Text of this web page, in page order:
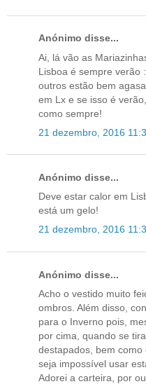
Anónimo disse...
Ai, lá vão as
Lisboa é sempre verão
outros estão bem
em Lx e se isso é
como sempre!
21 dezembro, 2016
Anónimo disse...
Deve estar calor em
está um gelo!
21 dezembro, 2016
Anónimo disse...
Acho o vestido muito
ombros. Além disso,
para o Inverno pois,
por cima, quando se
destapados, bem
seja impossível usar
Adorei a carteira, por